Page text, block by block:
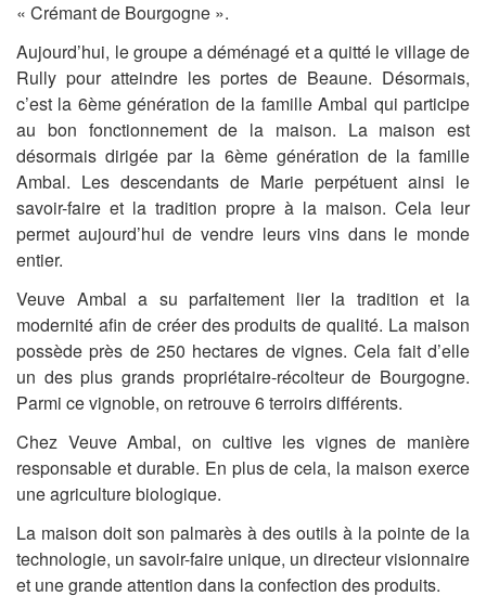
« Crémant de Bourgogne ».
Aujourd’hui, le groupe a déménagé et a quitté le village de
Rully pour atteindre les portes de Beaune. Désormais,
c’est la 6ème génération de la famille Ambal qui participe
au bon fonctionnement de la maison. La maison est
désormais dirigée par la 6ème génération de la famille
Ambal. Les descendants de Marie perpétuent ainsi le
savoir-faire et la tradition propre à la maison. Cela leur
permet aujourd’hui de vendre leurs vins dans le monde
entier.
Veuve Ambal a su parfaitement lier la tradition et la
modernité afin de créer des produits de qualité. La maison
possède près de 250 hectares de vignes. Cela fait d’elle
un des plus grands propriétaire-récolteur de Bourgogne.
Parmi ce vignoble, on retrouve 6 terroirs différents.
Chez Veuve Ambal, on cultive les vignes de manière
responsable et durable. En plus de cela, la maison exerce
une agriculture biologique.
La maison doit son palmarès à des outils à la pointe de la
technologie, un savoir-faire unique, un directeur visionnaire
et une grande attention dans la confection des produits.